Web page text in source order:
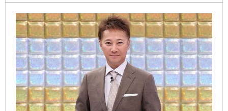
大眾相當震撼。蔡佩伶報導